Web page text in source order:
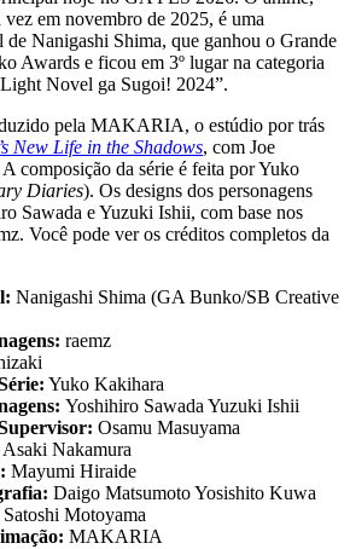
em novembro de 2025, é uma
de Nanigashi Shima, que ganhou o Grande
Awards e ficou em 3º lugar na categoria
Novel ga Sugoi! 2024”.
pela MAKARIA, o estúdio por trás
New Life in the Shadows, com Joe
composição da série é feita por Yuko
Diaries). Os designs dos personagens
Sawada e Yuzuki Ishii, com base nos
Você pode ver os créditos completos da
Nanigashi Shima (GA Bunko/SB Creative
raemz
Yuko Kakihara
Yoshihiro Sawada Yuzuki Ishii
Osamu Masuyama
Asaki Nakamura
Mayumi Hiraide
Daigo Matsumoto Yosishito Kuwa
Satoshi Motoyama
MAKARIA